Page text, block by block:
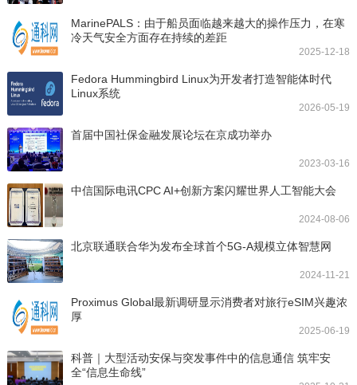
MarinePALS：由于船员面临越来越大的操作压力，在寒
冷天气安全方面存在持续的差距
2025-12-18
Fedora Hummingbird Linux为开发者打造智能体时代
Linux系统
2026-05-19
首届中国社保金融发展论坛在京成功举办
2023-03-16
中信国际电讯CPC AI+创新方案闪耀世界人工智能大会
2024-08-06
北京联通联合华为发布全球首个5G-A规模立体智慧网
2024-11-21
Proximus Global最新调研显示消费者对旅行eSIM兴趣浓
厚
2025-06-19
科普｜大型活动安保与突发事件中的信息通信 筑牢安
全“信息生命线”